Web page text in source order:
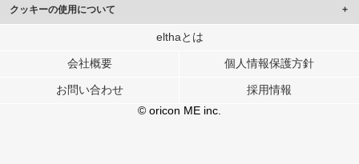
クッキーの使用について
このサイトでは Cookie を使用して、ユーザーに合わせたコンテンツや広告の
行っています。
メディアや広告配信、データ解析の各パートナーに提供しています。
各パートナーは、この情報とユーザーが各パートナーに提供した他の情報や、
ユーザーが各パートナーのサービスを使用したときに収集した他の情報を組み
elthaとは
会社概要 個人情報保護方針
お問い合わせ
採用情報
© oricon ME inc.